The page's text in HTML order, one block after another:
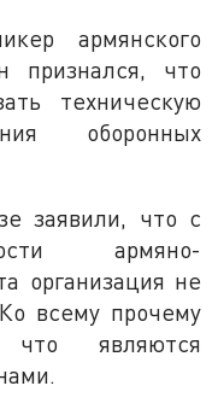
армянского
признался, что
техническую
оборонных
заявили, что с
армяно-
организация не
всему прочему
что являются